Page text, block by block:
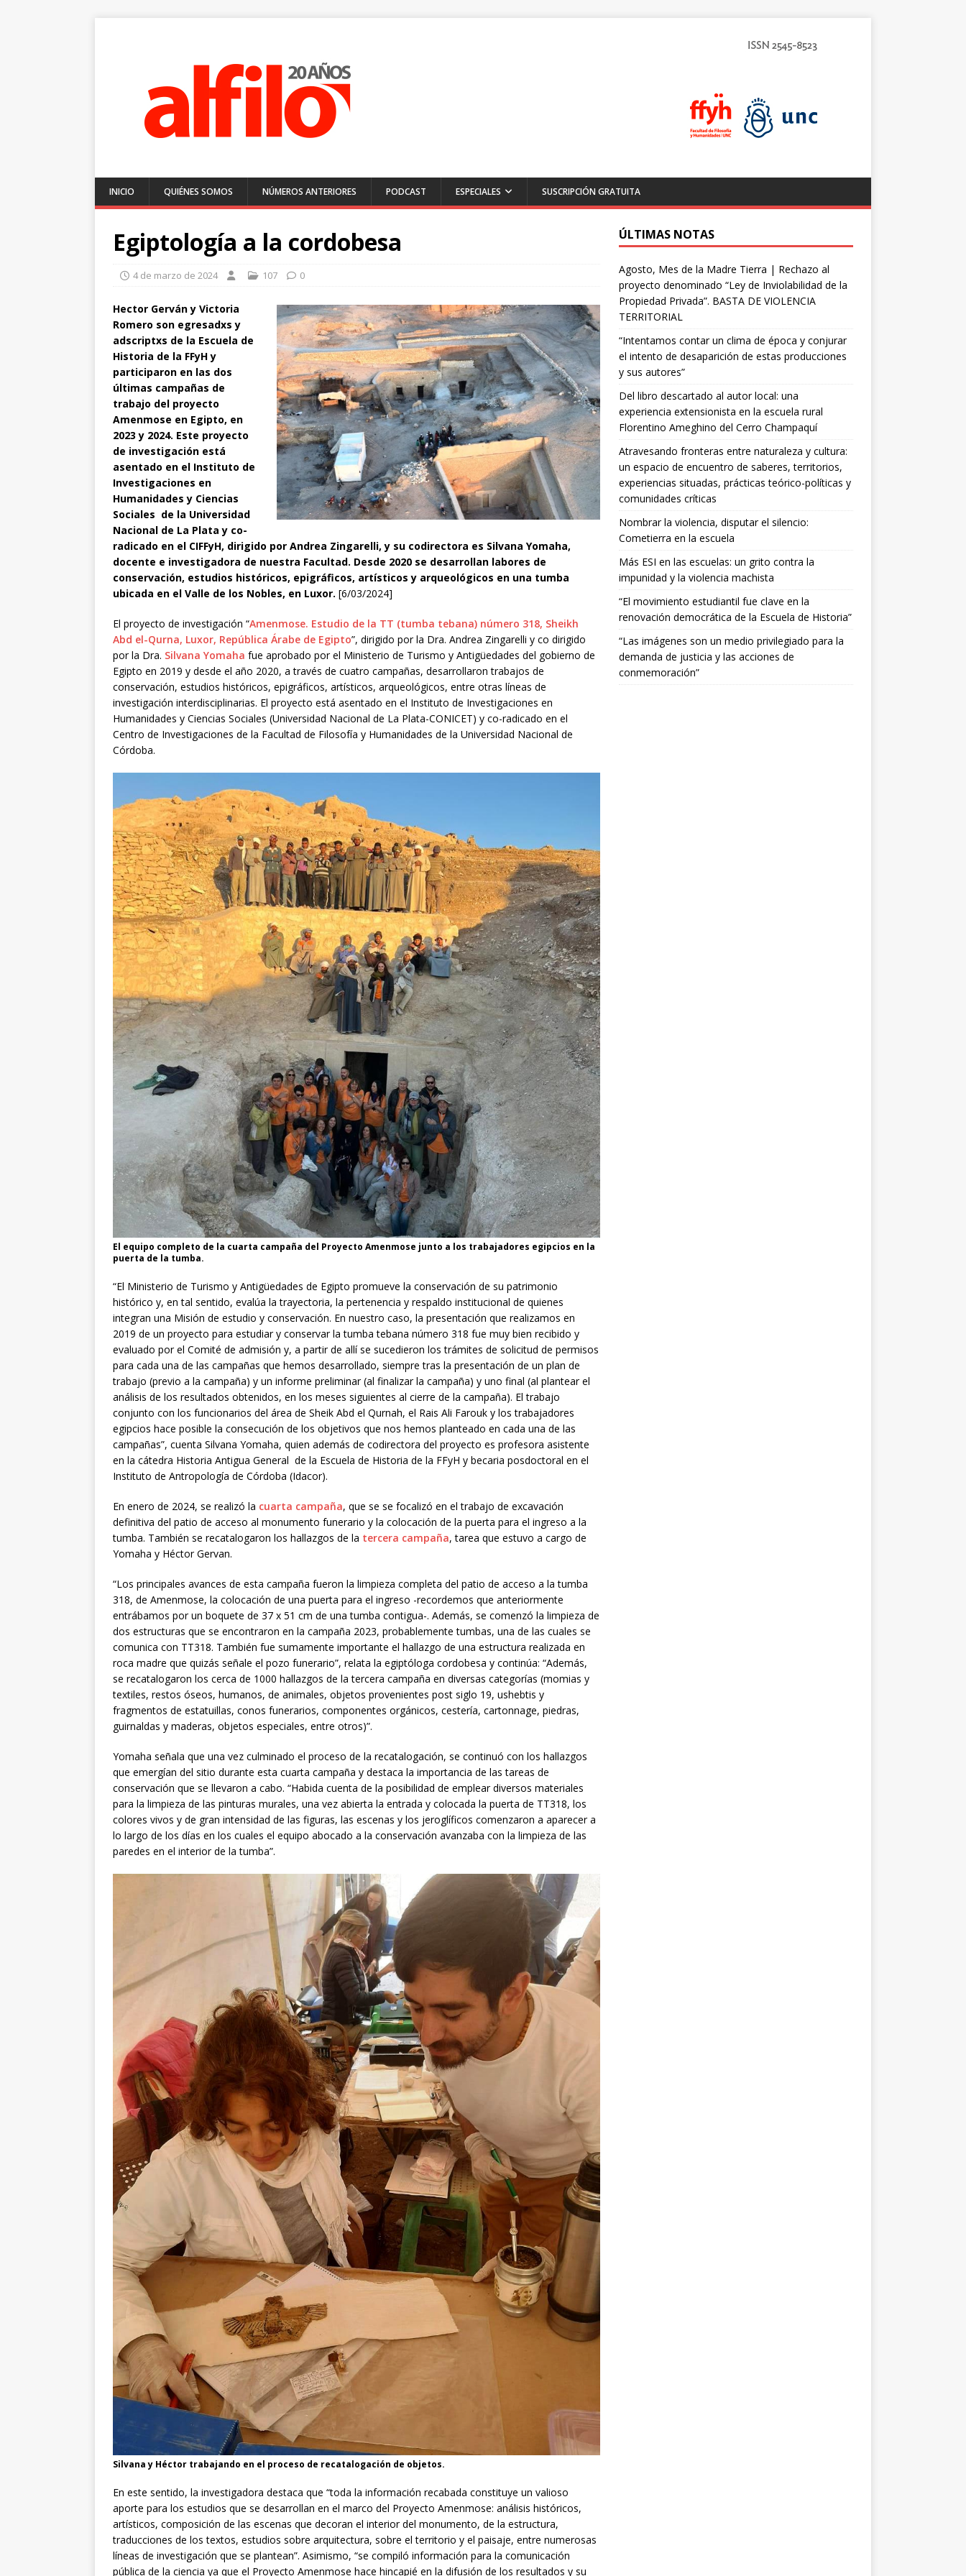
INICIO QUIÉNES SOMOS NÚMEROS ANTERIORES PODCAST ESPECIALES SUSCRIPCIÓN GRATUITA
Egiptología a la cordobesa
4 de marzo de 2024 107 0
Hector Gerván y Victoria
Romero son egresadxs y
adscriptxs de la Escuela de
Historia de la FFyH y
participaron en las dos
últimas campañas de
trabajo del proyecto
Amenmose en Egipto, en
2023 y 2024. Este proyecto
de investigación está
asentado en el Instituto de
Investigaciones en
Humanidades y Ciencias
Sociales de la Universidad
Nacional de La Plata y co-
radicado en el CIFFyH, dirigido por Andrea Zingarelli, y su codirectora es Silvana Yomaha,
docente e investigadora de nuestra Facultad. Desde 2020 se desarrollan labores de
conservación, estudios históricos, epigráficos, artísticos y arqueológicos en una tumba
ubicada en el Valle de los Nobles, en Luxor. [6/03/2024]
El proyecto de investigación “Amenmose. Estudio de la TT (tumba tebana) número 318, Sheikh
Abd el-Qurna, Luxor, República Árabe de Egipto”, dirigido por la Dra. Andrea Zingarelli y co dirigido
por la Dra. Silvana Yomaha fue aprobado por el Ministerio de Turismo y Antigüedades del gobierno de
Egipto en 2019 y desde el año 2020, a través de cuatro campañas, desarrollaron trabajos de
conservación, estudios históricos, epigráficos, artísticos, arqueológicos, entre otras líneas de
investigación interdisciplinarias. El proyecto está asentado en el Instituto de Investigaciones en
Humanidades y Ciencias Sociales (Universidad Nacional de La Plata-CONICET) y co-radicado en el
Centro de Investigaciones de la Facultad de Filosofía y Humanidades de la Universidad Nacional de
Córdoba.
El equipo completo de la cuarta campaña del Proyecto Amenmose junto a los trabajadores egipcios en la
puerta de la tumba.
“El Ministerio de Turismo y Antigüedades de Egipto promueve la conservación de su patrimonio
histórico y, en tal sentido, evalúa la trayectoria, la pertenencia y respaldo institucional de quienes
integran una Misión de estudio y conservación. En nuestro caso, la presentación que realizamos en
2019 de un proyecto para estudiar y conservar la tumba tebana número 318 fue muy bien recibido y
evaluado por el Comité de admisión y, a partir de allí se sucedieron los trámites de solicitud de permisos
para cada una de las campañas que hemos desarrollado, siempre tras la presentación de un plan de
trabajo (previo a la campaña) y un informe preliminar (al finalizar la campaña) y uno final (al plantear el
análisis de los resultados obtenidos, en los meses siguientes al cierre de la campaña). El trabajo
conjunto con los funcionarios del área de Sheik Abd el Qurnah, el Rais Ali Farouk y los trabajadores
egipcios hace posible la consecución de los objetivos que nos hemos planteado en cada una de las
campañas”, cuenta Silvana Yomaha, quien además de codirectora del proyecto es profesora asistente
en la cátedra Historia Antigua General de la Escuela de Historia de la FFyH y becaria posdoctoral en el
Instituto de Antropología de Córdoba (Idacor).
En enero de 2024, se realizó la cuarta campaña, que se se focalizó en el trabajo de excavación
definitiva del patio de acceso al monumento funerario y la colocación de la puerta para el ingreso a la
tumba. También se recatalogaron los hallazgos de la tercera campaña, tarea que estuvo a cargo de
Yomaha y Héctor Gervan.
“Los principales avances de esta campaña fueron la limpieza completa del patio de acceso a la tumba
318, de Amenmose, la colocación de una puerta para el ingreso -recordemos que anteriormente
entrábamos por un boquete de 37 x 51 cm de una tumba contigua-. Además, se comenzó la limpieza de
dos estructuras que se encontraron en la campaña 2023, probablemente tumbas, una de las cuales se
comunica con TT318. También fue sumamente importante el hallazgo de una estructura realizada en
roca madre que quizás señale el pozo funerario”, relata la egiptóloga cordobesa y continúa: “Además,
se recatalogaron los cerca de 1000 hallazgos de la tercera campaña en diversas categorías (momias y
textiles, restos óseos, humanos, de animales, objetos provenientes post siglo 19, ushebtis y
fragmentos de estatuillas, conos funerarios, componentes orgánicos, cestería, cartonnage, piedras,
guirnaldas y maderas, objetos especiales, entre otros)”.
Yomaha señala que una vez culminado el proceso de la recatalogación, se continuó con los hallazgos
que emergían del sitio durante esta cuarta campaña y destaca la importancia de las tareas de
conservación que se llevaron a cabo. “Habida cuenta de la posibilidad de emplear diversos materiales
para la limpieza de las pinturas murales, una vez abierta la entrada y colocada la puerta de TT318, los
colores vivos y de gran intensidad de las figuras, las escenas y los jeroglíficos comenzaron a aparecer a
lo largo de los días en los cuales el equipo abocado a la conservación avanzaba con la limpieza de las
paredes en el interior de la tumba”.
Silvana y Héctor trabajando en el proceso de recatalogación de objetos.
En este sentido, la investigadora destaca que “toda la información recabada constituye un valioso
aporte para los estudios que se desarrollan en el marco del Proyecto Amenmose: análisis históricos,
artísticos, composición de las escenas que decoran el interior del monumento, de la estructura,
traducciones de los textos, estudios sobre arquitectura, sobre el territorio y el paisaje, entre numerosas
líneas de investigación que se plantean”. Asimismo, “se compiló información para la comunicación
pública de la ciencia ya que el Proyecto Amenmose hace hincapié en la difusión de los resultados y su
ÚLTIMAS NOTAS
Agosto, Mes de la Madre Tierra | Rechazo al
proyecto denominado “Ley de Inviolabilidad de la
Propiedad Privada”. BASTA DE VIOLENCIA
TERRITORIAL
“Intentamos contar un clima de época y conjurar
el intento de desaparición de estas producciones
y sus autores”
Del libro descartado al autor local: una
experiencia extensionista en la escuela rural
Florentino Ameghino del Cerro Champaquí
Atravesando fronteras entre naturaleza y cultura:
un espacio de encuentro de saberes, territorios,
experiencias situadas, prácticas teórico-políticas y
comunidades críticas
Nombrar la violencia, disputar el silencio:
Cometierra en la escuela
Más ESI en las escuelas: un grito contra la
impunidad y la violencia machista
“El movimiento estudiantil fue clave en la
renovación democrática de la Escuela de Historia”
“Las imágenes son un medio privilegiado para la
demanda de justicia y las acciones de
conmemoración”